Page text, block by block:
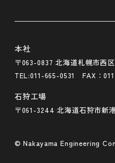
本社
〒063-0837 北海道札幌市西
TEL:011-665-0531 FAX：
石狩工場
〒061-3244 北海道石狩市新
© Nakayama Engineering